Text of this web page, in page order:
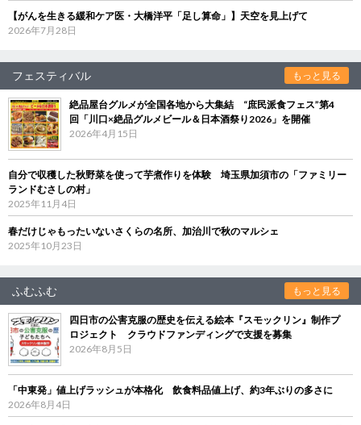
【がんを生きる緩和ケア医・大橋洋平「足し算命」】天空を見上げて
2026年7月28日
フェスティバル もっと見る
絶品屋台グルメが全国各地から大集結 “庶民派食フェス”第4
回「川口×絶品グルメビール＆日本酒祭り2026」を開催
2026年4月15日
自分で収穫した秋野菜を使って芋煮作りを体験 埼玉県加須市の「ファミリー
ランドむさしの村」
2025年11月4日
春だけじゃもったいないさくらの名所、加治川で秋のマルシェ
2025年10月23日
ふむふむ もっと見る
四日市の公害克服の歴史を伝える絵本『スモックリン』制作プ
ロジェクト クラウドファンディングで支援を募集
2026年8月5日
「中東発」値上げラッシュが本格化 飲食料品値上げ、約3年ぶりの多さに
2026年8月4日